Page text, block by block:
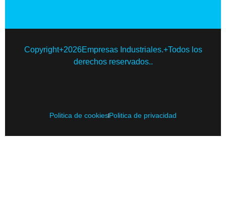
Copyright+2026Empresas Industriales.+Todos los
derechos reservados..
Politica de cookiesPolitica de privacidad